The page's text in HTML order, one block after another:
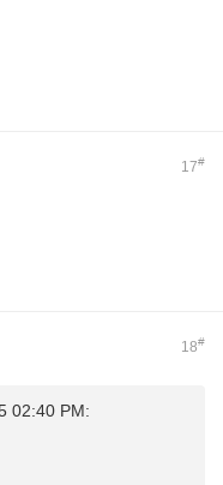
17#
18#
02:40 PM: